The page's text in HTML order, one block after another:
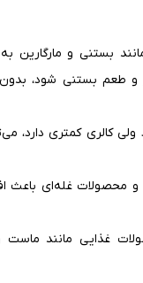
بستنی و مارگارین به
و طعم بستنی شود،
شکر را دارد ولی کالری
و محصولات غله‌ای
غذایی مانند